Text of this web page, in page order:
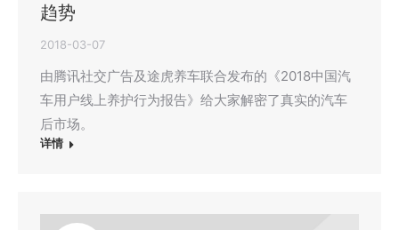
趋势
2018-03-07
由腾讯社交广告及途虎养车联合发布的《2018中国汽
车用户线上养护行为报告》给大家解密了真实的汽车
后市场。
详情